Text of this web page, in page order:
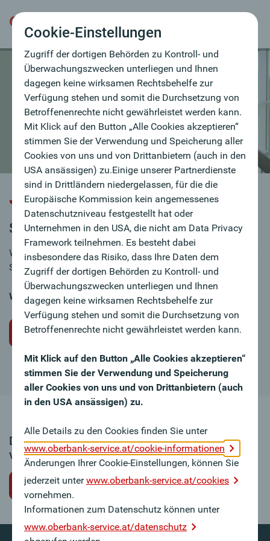
Jobbörse
Sie sind auf Jobsuche?
Wir verstärken laufend unser Team und sind immer auf der
Suche nach MitarbeiterInnen.
Wir freuen uns auf Ihre Bewerbung!
Initiativbewerbung
Dieses Stellenangebot ist leider nicht mehr
verfügbar.
zurück zur Jobübersicht
Cookie-Einstellungen
hat oder Unternehmen in den USA, die nicht am
Data Privacy Framework teilnehmen. Es besteht
dabei insbesondere das Risiko, dass Ihre Daten dem
Zugriff der dortigen Behörden zu Kontroll- und
Überwachungszwecken unterliegen und Ihnen
dagegen keine wirksamen Rechtsbehelfe zur
Verfügung stehen und somit die Durchsetzung von
Betroffenenrechte nicht gewährleistet werden kann.
Mit Klick auf den Button „Alle Cookies akzeptieren“
stimmen Sie der Verwendung und Speicherung aller
Cookies von uns und von Drittanbietern (auch in den
USA ansässigen) zu.Einige unserer Partnerdienste
sind in Drittländern niedergelassen, für die die
Europäische Kommission kein angemessenes
Datenschutzniveau festgestellt hat oder
Unternehmen in den USA, die nicht am Data Privacy
Framework teilnehmen. Es besteht dabei
insbesondere das Risiko, dass Ihre Daten dem
Zugriff der dortigen Behörden zu Kontroll- und
Überwachungszwecken unterliegen und Ihnen
dagegen keine wirksamen Rechtsbehelfe zur
Verfügung stehen und somit die Durchsetzung von
Betroffenenrechte nicht gewährleistet werden kann.
Mit Klick auf den Button „Alle Cookies akzeptieren“
stimmen Sie der Verwendung und Speicherung
aller Cookies von uns und von Drittanbietern (auch
in den USA ansässigen) zu.
Alle Details zu den Cookies finden Sie unter
www.oberbank-service.at/cookie-informationen
Änderungen Ihrer Cookie-Einstellungen, können Sie
jederzeit unterwww.oberbank-service.at/cookies
vornehmen.
Informationen zum Datenschutz können unter
www.oberbank-service.at/datenschutz